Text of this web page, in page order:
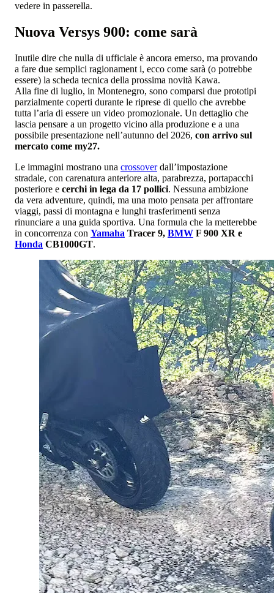
vedere in passerella.
Nuova Versys 900: come sarà
Inutile dire che nulla di ufficiale è ancora emerso, ma provando
a fare due semplici ragionament i, ecco come sarà (o potrebbe
essere) la scheda tecnica della prossima novità Kawa.
Alla fine di luglio, in Montenegro, sono comparsi due prototipi
parzialmente coperti durante le riprese di quello che avrebbe
tutta l’aria di essere un video promozionale. Un dettaglio che
lascia pensare a un progetto vicino alla produzione e a una
possibile presentazione nell’autunno del 2026, con arrivo sul
mercato come my27.
Le immagini mostrano una crossoverdall’impostazione
stradale, con carenatura anteriore alta, parabrezza, portapacchi
posteriore e cerchi in lega da 17 pollici. Nessuna ambizione
da vera adventure, quindi, ma una moto pensata per affrontare
viaggi, passi di montagna e lunghi trasferimenti senza
rinunciare a una guida sportiva. Una formula che la metterebbe
in concorrenza con Yamaha Tracer 9, BMW F 900 XR e
Honda CB1000GT.